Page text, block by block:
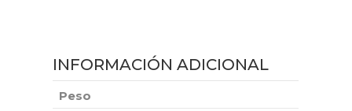
INFORMACIÓN ADICIONAL
Peso